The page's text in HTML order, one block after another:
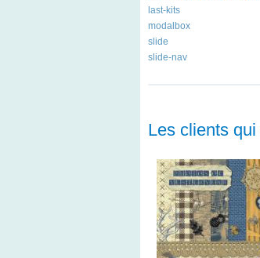
last-kits
modalbox
slide
slide-nav
Les clients